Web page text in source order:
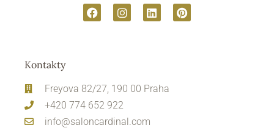
Kontakty
Freyova 82/27, 190 00 Praha
+420 774 652 922
info@saloncardinal.com